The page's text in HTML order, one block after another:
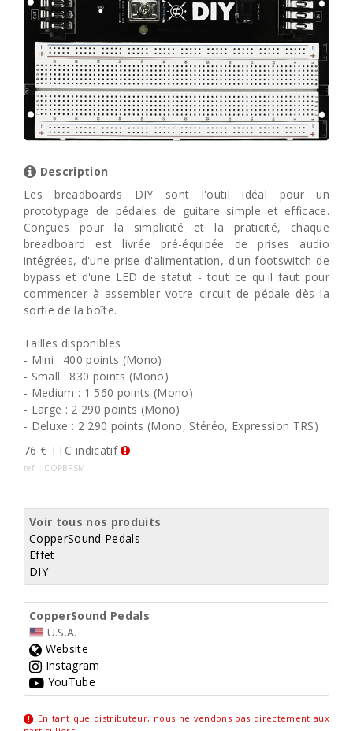
Description
Les breadboards DIY sont l'outil idéal pour un
prototypage de pédales de guitare simple et efficace.
Conçues pour la simplicité et la praticité, chaque
breadboard est livrée pré-équipée de prises audio
intégrées, d'une prise d'alimentation, d'un footswitch de
bypass et d'une LED de statut - tout ce qu'il faut pour
commencer à assembler votre circuit de pédale dès la
sortie de la boîte.
Tailles disponibles
- Mini : 400 points (Mono)
- Small : 830 points (Mono)
- Medium : 1 560 points (Mono)
- Large : 2 290 points (Mono)
- Deluxe : 2 290 points (Mono, Stéréo, Expression TRS)
76 € TTC indicatif
ref. : COPBRSM
Voir tous nos produits
CopperSound Pedals
Effet
DIY
CopperSound Pedals
U.S.A.
Website
Instagram
YouTube
En tant que distributeur, nous ne vendons pas directement aux